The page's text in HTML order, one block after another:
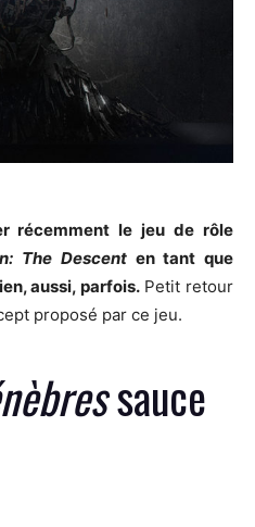
récemment le jeu de rôle
The Descenten tant que
aussi, parfois.Petit retour
proposé par ce jeu.
sauce